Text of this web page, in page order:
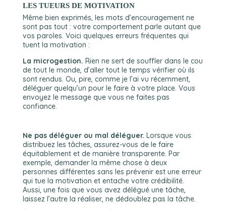
LES TUEURS DE MOTIVATION
Même bien exprimés, les mots d’encouragement ne
sont pas tout : votre comportement parle autant que
vos paroles. Voici quelques erreurs fréquentes qui
tuent la motivation :
La microgestion. Rien ne sert de souffler dans le cou
de tout le monde, d’aller tout le temps vérifier où ils
sont rendus. Ou, pire, comme je l’ai vu récemment,
déléguer quelqu’un pour le faire à votre place. Vous
envoyez le message que vous ne faites pas
confiance.
Ne pas déléguer ou mal déléguer. Lorsque vous
distribuez les tâches, assurez-vous de le faire
équitablement et de manière transparente. Par
exemple, demander la même chose à deux
personnes différentes sans les prévenir est une erreur
qui tue la motivation et entache votre crédibilité.
Aussi, une fois que vous avez délégué une tâche,
laissez l’autre la réaliser, ne dédoublez pas la tâche.